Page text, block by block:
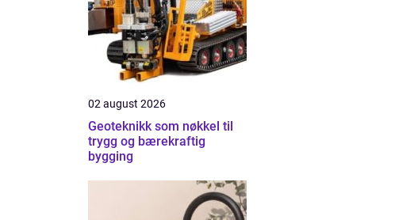
02 august 2026
Geoteknikk som nøkkel til
trygg og bærekraftig
bygging